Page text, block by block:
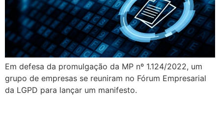
Em defesa da promulgação da MP nº 1.124/2022, um
grupo de empresas se reuniram no Fórum Empresarial
da LGPD para lançar um manifesto.